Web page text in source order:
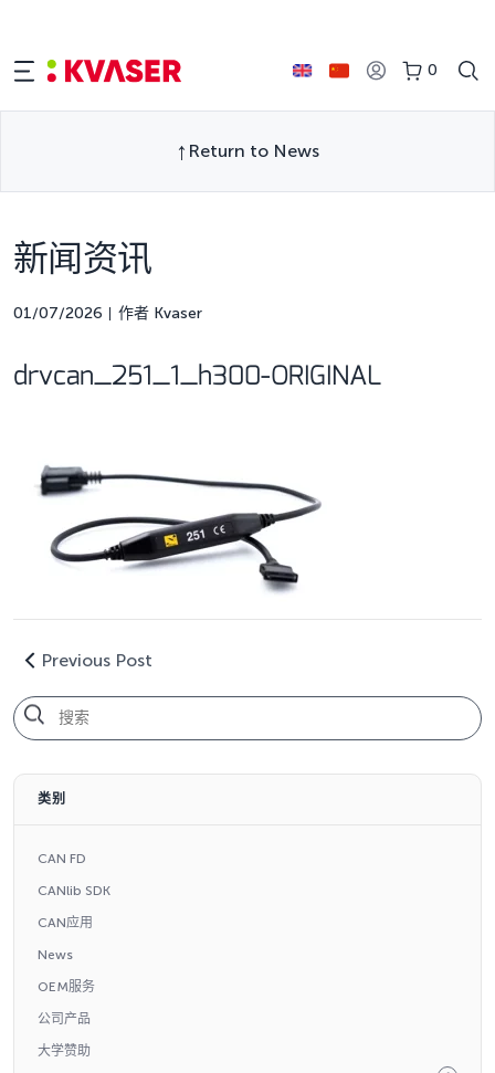
0
Return to News
新闻资讯
01/07/2026 作者 Kvaser
drvcan_251_1_h300-ORIGINAL
Previous Post
类别
CAN FD
CANlib SDK
CAN应用
News
OEM服务
公司产品
大学赞助